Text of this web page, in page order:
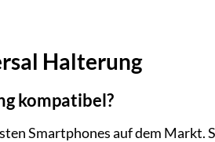
Halterung
kompatibel?
Smartphones auf dem Markt.